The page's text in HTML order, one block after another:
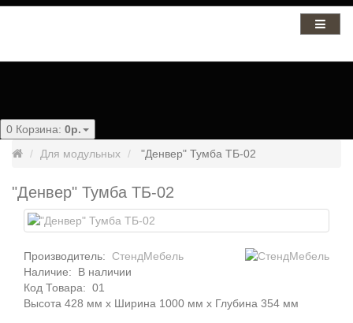
0 Корзина: 0р.
Для модульных
"Денвер" Тумба ТБ-02
"Денвер" Тумба ТБ-02
Производитель:
СтендМебель
Наличие: В наличии
Код Товара: 01
Высота 428 мм x Ширина 1000 мм x Глубина 354 мм